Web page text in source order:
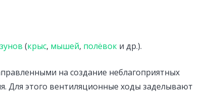
(крыс, мышей, полёвок и др.).
на создание неблагоприятных
Для этого вентиляционные ходы заделывают